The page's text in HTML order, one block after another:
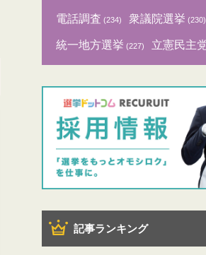
電話調査 (234) 衆議院選挙 (230)
統一地方選挙 (227) 立憲民主
記事ランキング